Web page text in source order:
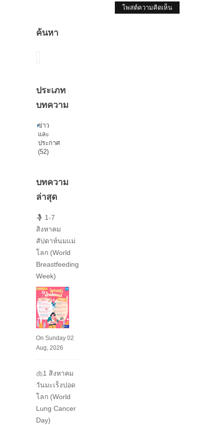
โพสต์ความคิดเห็น
ค้นหา
ประเภท
บทความ
ข่าว
และ
ประกาศ
(52)
บทความ
ล่าสุด
🤱 1-7
สิงหาคม
สัปดาห์นมแม่
โลก (World
Breastfeeding
Week)
On Sunday 02
Aug, 2026
🫁1 สิงหาคม
วันมะเร็งปอด
โลก (World
Lung Cancer
Day)